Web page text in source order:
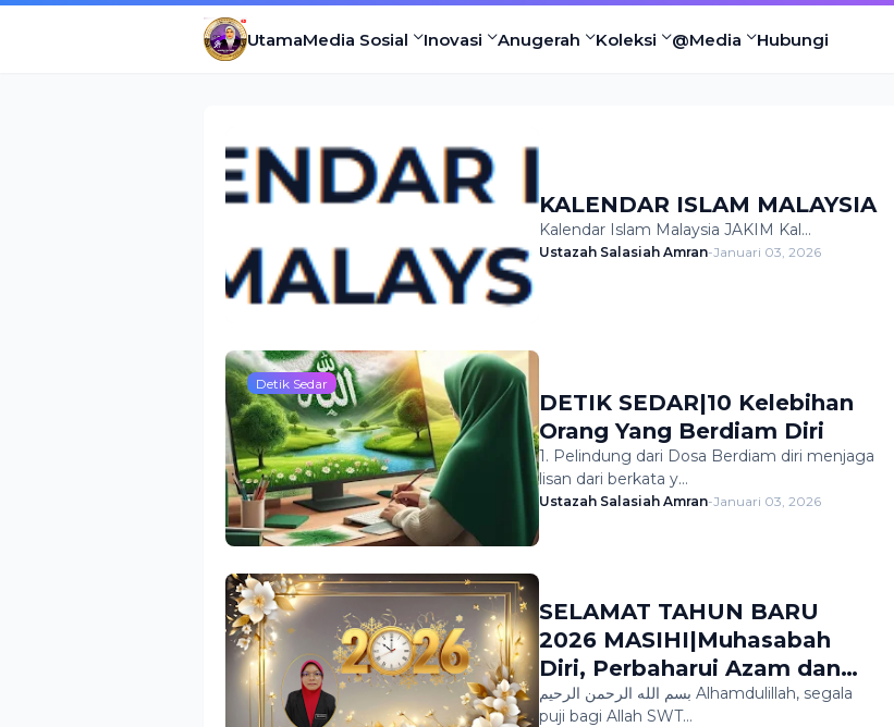
UtamaMedia Sosial Inovasi Anugerah Koleksi @Media Hubungi
KALENDAR ISLAM MALAYSIA
Kalendar Islam Malaysia JAKIM Kal…
Ustazah Salasiah Amran-Januari 03, 2026
Detik Sedar
DETIK SEDAR|10 Kelebihan
Orang Yang Berdiam Diri
1. Pelindung dari Dosa Berdiam diri menjaga
lisan dari berkata y…
Ustazah Salasiah Amran-Januari 03, 2026
SELAMAT TAHUN BARU
2026 MASIHI|Muhasabah
Diri, Perbaharui Azam dan
Kuatkan Iman & Taqwa
بسم الله الرحمن الرحيم Alhamdulillah, segala
puji bagi Allah SWT…